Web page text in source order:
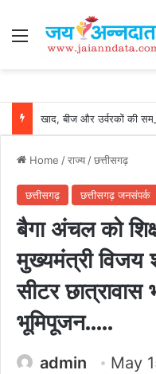
Menu
Home /राज्य/छत्तीसगढ़
छत्तीसगढ़ छत्तीसगढ़ जनसंपर्क
बैगा अंचल को
मुख्यमंत्री विजय
सीटर छात्रावास
भूमिपूजन…..
admin May